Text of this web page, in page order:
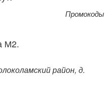
Промокоды
район, д.